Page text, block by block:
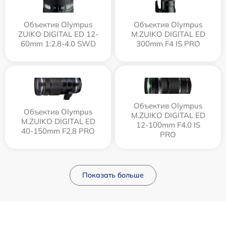
Объектив Olympus
ZUIKO DIGITAL ED 12-
60mm 1:2.8-4.0 SWD
Объектив Olympus
M.ZUIKO DIGITAL ED
300mm F4 IS PRO
Объектив Olympus
M.ZUIKO DIGITAL ED
40-150mm F2.8 PRO
Объектив Olympus
M.ZUIKO DIGITAL ED
12‑100mm F4.0 IS
PRO
Показать больше